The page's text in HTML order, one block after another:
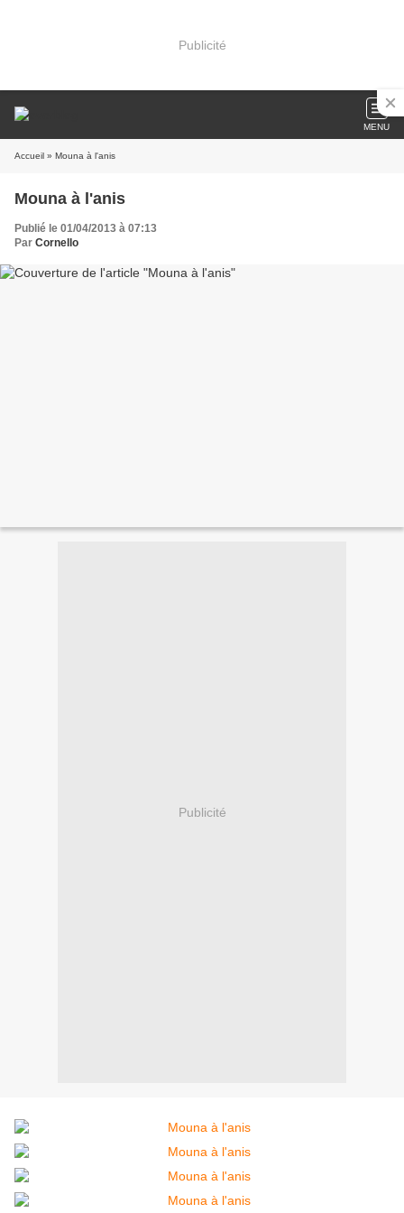
Publicité
MENU
Accueil » Mouna à l'anis
Mouna à l'anis
Publié le 01/04/2013 à 07:13
Par Cornello
Publicité